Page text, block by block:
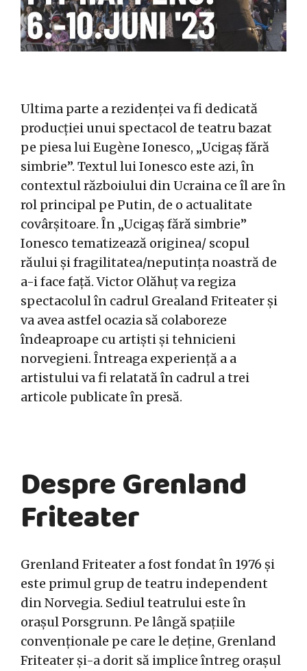
Ultima parte a rezidenței va fi dedicată
producției unui spectacol de teatru bazat
pe piesa lui Eugène Ionesco, „Ucigaș fără
simbrie”. Textul lui Ionesco este azi, în
contextul războiului din Ucraina ce îl are în
rol principal pe Putin, de o actualitate
covârșitoare. În „Ucigaș fără simbrie”
Ionesco tematizează originea/ scopul
răului și fragilitatea/neputința noastră de
a-i face față. Victor Olăhuț va regiza
spectacolul în cadrul Grealand Friteater și
va avea astfel ocazia să colaboreze
îndeaproape cu artiști și tehnicieni
norvegieni. Întreaga experiență a a
artistului va fi relatată în cadrul a trei
articole publicate în presă.
Despre Grenland
Friteater
Grenland Friteater a fost fondat în 1976 și
este primul grup de teatru independent
din Norvegia. Sediul teatrului este în
orașul Porsgrunn. Pe lângă spațiile
convenționale pe care le deține, Grenland
Friteater și-a dorit să implice întreg orașul